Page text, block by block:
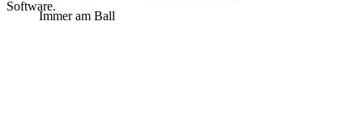
Immer am Ball
Software.